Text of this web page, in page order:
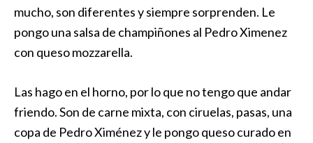
mucho, son diferentes y siempre sorprenden. Le
pongo una salsa de champiñones al Pedro Ximenez
con queso mozzarella.
Las hago en el horno, por lo que no tengo que andar
friendo. Son de carne mixta, con ciruelas, pasas, una
copa de Pedro Ximénez y le pongo queso curado en